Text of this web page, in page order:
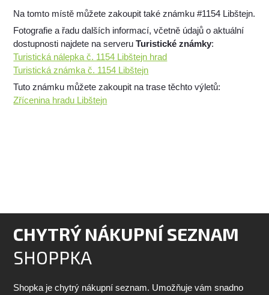
Na tomto místě můžete zakoupit také známku #1154 Libštejn.
Fotografie a řadu dalších informací, včetně údajů o aktuální
dostupnosti najdete na serveruTuristické známky:
Turistická nálepka č. 1154 Libštejn hrad
Turistická známka č. 1154 Libštejn
Tuto známku můžete zakoupit na trase těchto výletů:
Zřícenina hradu Libštejn
CHYTRÝ NÁKUPNÍ SEZNAM
SHOPPKA
Shopka je chytrý nákupní seznam. Umožňuje vám snadno